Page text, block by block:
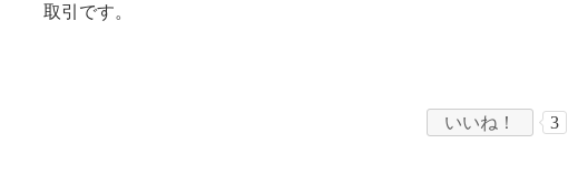
取引です。
いいね！ 3